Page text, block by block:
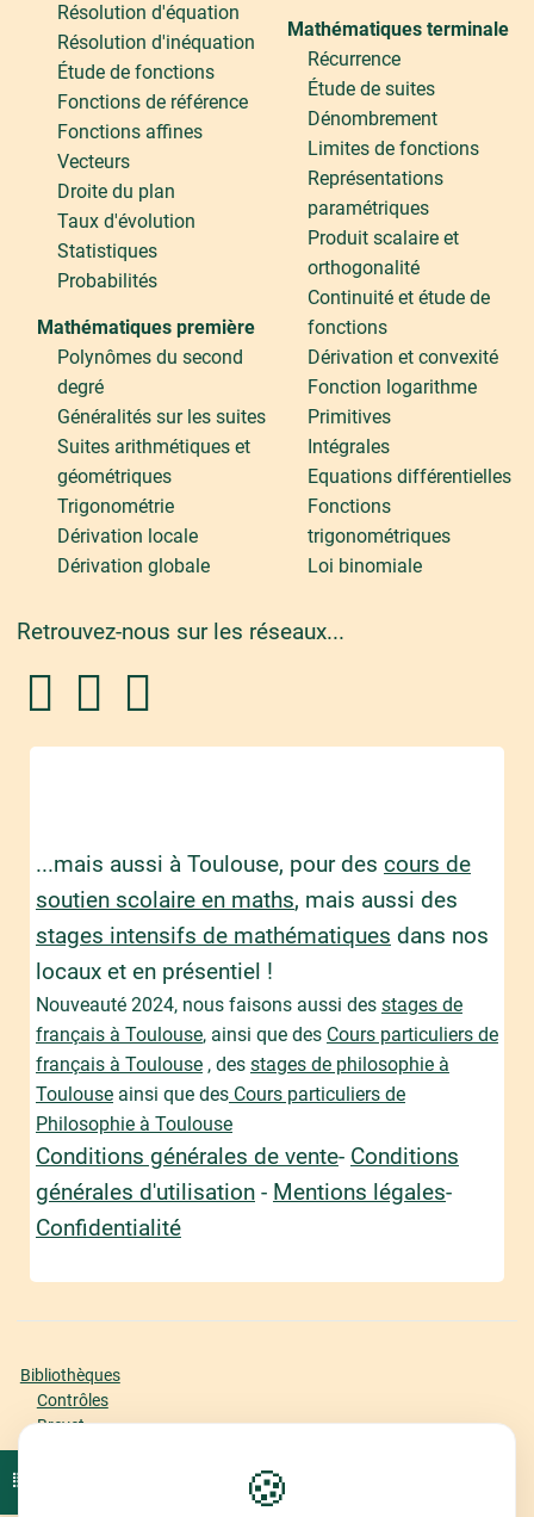
Ouvrir l'index du cours
Résolution d'équation
Résolution d'inéquation
Étude de fonctions
Fonctions de référence
Fonctions affines
Vecteurs
Droite du plan
Taux d'évolution
Statistiques
Probabilités
Mathématiques première
Polynômes du second
degré
Généralités sur les suites
Suites arithmétiques et
géométriques
Trigonométrie
Dérivation locale
Dérivation globale
Mathématiques terminale
Récurrence
Étude de suites
Dénombrement
Limites de fonctions
Représentations
paramétriques
Produit scalaire et
orthogonalité
Continuité et étude de
fonctions
Dérivation et convexité
Fonction logarithme
Primitives
Intégrales
Equations différentielles
Fonctions
trigonométriques
Loi binomiale
Retrouvez-nous sur les réseaux...
...mais aussi à Toulouse, pour des cours de
soutien scolaire en maths, mais aussi des
stages intensifs de mathématiques dans nos
locaux et en présentiel !
Nouveauté 2024, nous faisons aussi des stages de
français à Toulouse, ainsi que des Cours particuliers de
français à Toulouse, des stages de philosophie à
Toulouseainsi que desCours particuliers de
Philosophie à Toulouse
Conditions générales de vente- Conditions
générales d'utilisation- Mentions légales-
Confidentialité
Bibliothèques
Contrôles
Brevet
🍪